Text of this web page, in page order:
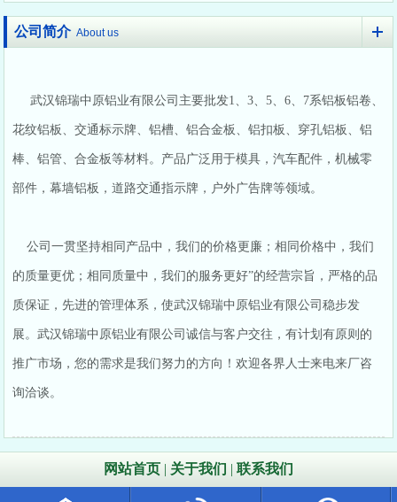
公司简介 About us
武汉锦瑞中原铝业有限公司主要批发1、3、5、6、7系铝板铝卷、
花纹铝板、交通标示牌、铝槽、铝合金板、铝扣板、穿孔铝板、铝
棒、铝管、合金板等材料。产品广泛用于模具，汽车配件，机械零
部件，幕墙铝板，道路交通指示牌，户外广告牌等领域。
公司一贯坚持相同产品中，我们的价格更廉；相同价格中，我们
的质量更优；相同质量中，我们的服务更好”的经营宗旨，严格的品
质保证，先进的管理体系，使武汉锦瑞中原铝业有限公司稳步发
展。武汉锦瑞中原铝业有限公司诚信与客户交往，有计划有原则的
推广市场，您的需求是我们努力的方向！欢迎各界人士来电来厂咨
询洽谈。
网站首页 | 关于我们 | 联系我们